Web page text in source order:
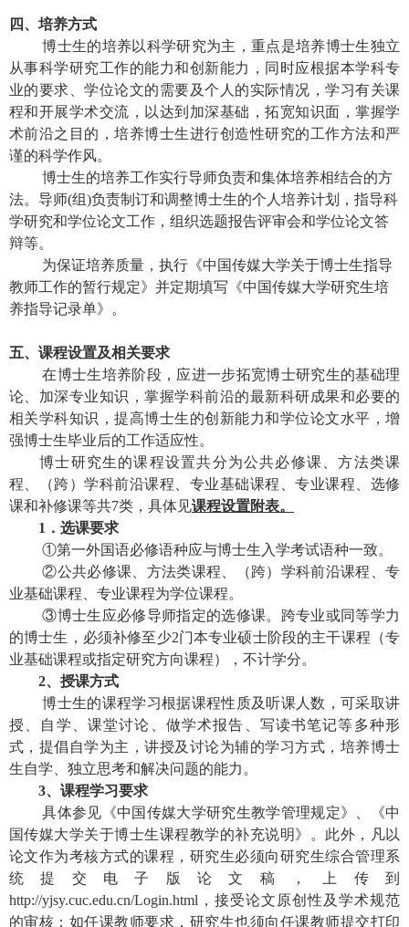
四、培养方式
博士生的培养以科学研究为主，重点是培养博士生独立
从事科学研究工作的能力和创新能力，同时应根据本学科专
业的要求、学位论文的需要及个人的实际情况，学习有关课
程和开展学术交流，以达到加深基础，拓宽知识面，掌握学
术前沿之目的，培养博士生进行创造性研究的工作方法和严
谨的科学作风。
博士生的培养工作实行导师负责和集体培养相结合的方
法。导师(组)负责制订和调整博士生的个人培养计划，指导科
学研究和学位论文工作，组织选题报告评审会和学位论文答
辩等。
为保证培养质量，执行 《中国传媒大学关于博士生指导
教师工作的暂行规定》并定期填写《中国传媒大学研究生培
养指导记录单》。
五、课程设置及相关要求
在博士生培养阶段，应进一步拓宽博士研究生的基础理
论、加深专业知识，掌握学科前沿的最新科研成果和必要的
相关学科知识，提高博士生的创新能力和学位论文水平，增
强博士生毕业后的工作适应性。
博士研究生的课程设置共分为公共必修课、方法类课
程、（跨）学科前沿课程、专业基础课程、专业课程、选修
课和补修课等共7类，具体见课程设置附表。
1 ．选课要求
①第一外国语必修语种应与博士生入学考试语种一致。
②公共必修课、 方法类课程、（跨）学科前沿课程、专
业基础课程、专业课程为学位课程。
③博士生应必修导师指定的选修课。跨专业或同等学力
的博士生，必须补修至少2门本专业硕士阶段的主干课程（专
业基础课程或指定研究方向课程），不计学分。
2、授课方式
博士生的课程学习根据课程性质及听课人数，可采取讲
授、自学、课堂讨论、做学术报告、写读书笔记等多种形
式，提倡自学为主，讲授及讨论为辅的学习方式，培养博士
生自学、独立思考和解决问题的能力。
3、课程学习要求
具体参见《中国传媒大学研究生教学管理规定》、《中
国传媒大学关于博士生课程教学的补充说明》。此外，
凡以
论文作为考核方式的课程，研究生必须向研究生综合管理系
统提交电子版论文稿，上传到
http://yjsy.cuc.edu.cn/Login.html ，接受论文原创性及学术规范
的审核；如任课教师要求，研究生也须向任课教师提交打印